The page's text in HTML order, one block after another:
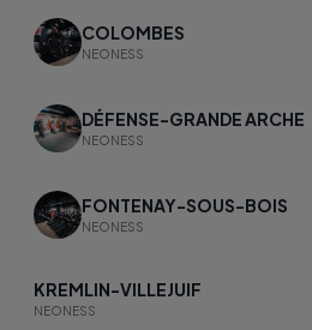
COLOMBES
NEONESS
DÉFENSE-GRANDE ARCHE
NEONESS
FONTENAY-SOUS-BOIS
NEONESS
KREMLIN-VILLEJUIF
NEONESS